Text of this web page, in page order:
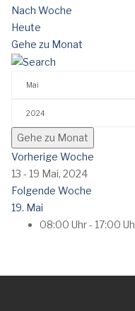
Nach Woche
Heute
Gehe zu Monat
Gehe zu Monat
Vorherige Woche
13 - 19 Mai, 2024
Folgende Woche
19. Mai
08:00 Uhr - 17:00